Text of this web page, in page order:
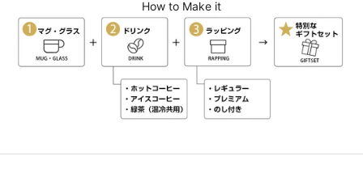
How to Make it